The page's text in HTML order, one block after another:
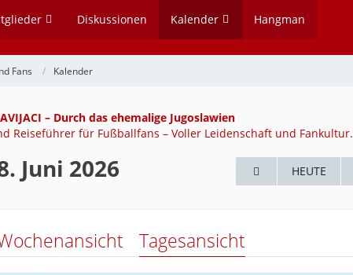
Diskussionen Kalender Hangman
Fans Kalender
– Durch das ehemalige Jugoslawien
Reiseführer für Fußballfans – Voller Leidenschaft und Fankultur.
Juni 2026 HEUTE
Tagesansicht